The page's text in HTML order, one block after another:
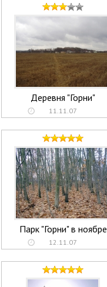
Деревня "Горни"
11.11.07
Парк "Горни" в ноябре
12.11.07